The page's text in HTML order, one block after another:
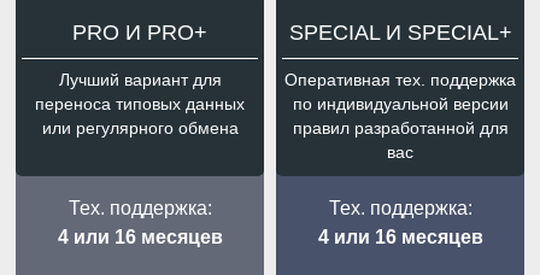
PRO И PRO+
Лучший вариант для
переноса типовых данных
или регулярного обмена
Тех. поддержка:
4 или 16 месяцев
SPECIAL И SPECIAL+
Оперативная тех. поддержка
по индивидуальной версии
правил разработанной для
вас
Тех. поддержка:
4 или 16 месяцев